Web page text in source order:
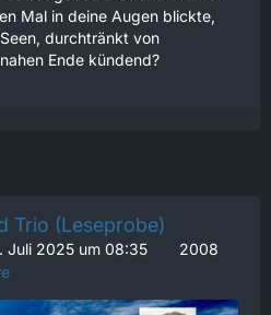
Mal in deine Augen blickte,
durchtränkt von
Ende kündend?
Trio (Leseprobe)
Juli 2025 um 08:35
2008